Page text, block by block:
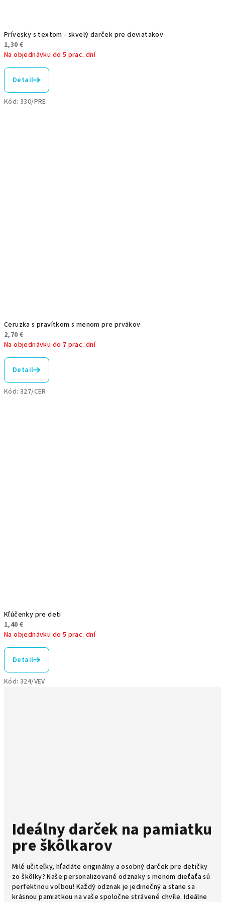
Prívesky s textom - skvelý darček pre deviatakov
1,30 €
Na objednávku do 5 prac. dní
hodnotenie
produktu
je
5,0
Detail
Kód: 330/PRE
Ceruzka s pravítkom s menom pre prvákov
2,70 €
Na objednávku do 7 prac. dní
hodnotenie
produktu
je
5,0
Detail
Kód: 327/CER
Kľúčenky pre deti
1,40 €
Na objednávku do 5 prac. dní
hodnotenie
produktu
je
5,0
Detail
Kód: 324/VEV
Ideálny darček na pamiatku
pre škôlkarov
Milé učiteľky, hľadáte originálny a osobný darček pre detičky
zo škôlky? Naše personalizované odznaky s menom dieťaťa sú
perfektnou voľbou! Každý odznak je jedinečný a stane sa
krásnou pamiatkou na vaše spoločne strávené chvíle. Ideálne